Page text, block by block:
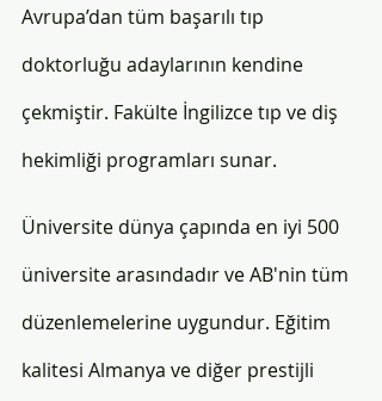
Avrupa’dan tüm başarılı tıp
doktorluğu adaylarının kendine
çekmiştir. Fakülte İngilizce tıp ve diş
hekimliği programları sunar.
Üniversite dünya çapında en iyi 500
üniversite arasındadır ve AB'nin tüm
düzenlemelerine uygundur. Eğitim
kalitesi Almanya ve diğer prestijli